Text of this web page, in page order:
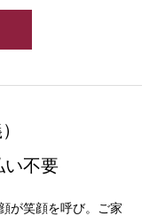
い不要
が笑顔を呼び。ご家